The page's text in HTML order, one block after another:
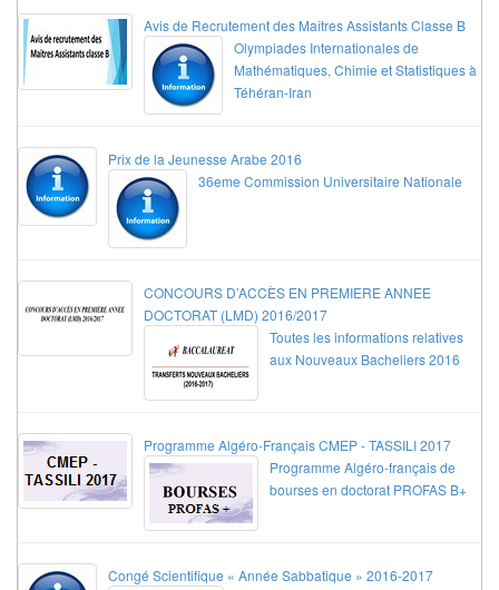
Avis de Recrutement des Maîtres Assistants Classe B
Olympiades Internationales de
Mathématiques, Chimie et Statistiques à
Téhéran-Iran
Prix de la Jeunesse Arabe 2016
36eme Commission Universitaire Nationale
CONCOURS D’ACCÈS EN PREMIERE ANNEE
DOCTORAT (LMD) 2016/2017
Toutes les informations relatives
aux Nouveaux Bacheliers 2016
Programme Algéro-Français CMEP - TASSILI 2017
Programme Algéro-français de
bourses en doctorat PROFAS B+
Congé Scientifique « Année Sabbatique » 2016-2017